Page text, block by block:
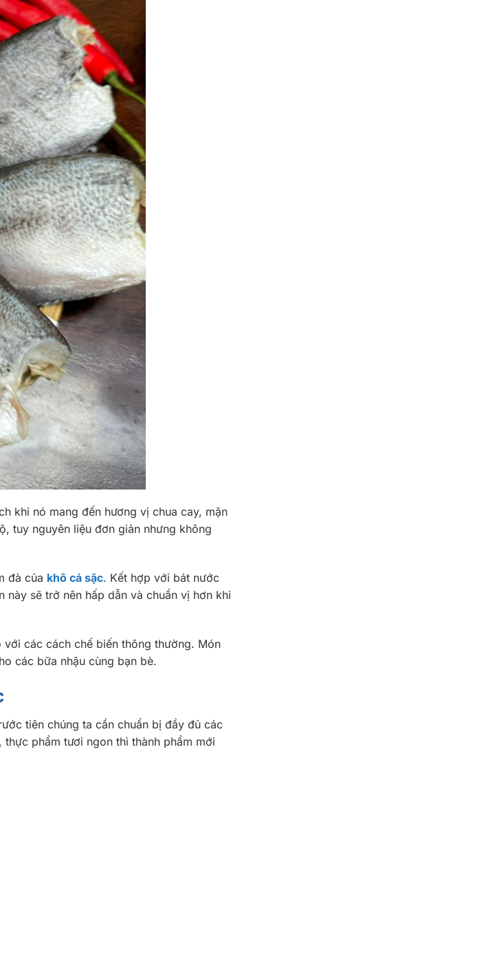
khi nó mang đến hương vị chua cay, mặn
tuy nguyên liệu đơn giản nhưng không
đà của khô cá sặc. Kết hợp với bát nước
này sẽ trở nên hấp dẫn và chuẩn vị hơn khi
các cách chế biến thông thường. Món
các bữa nhậu cùng bạn bè.
tiên chúng ta cần chuẩn bị đầy đủ các
phẩm tươi ngon thì thành phẩm mới